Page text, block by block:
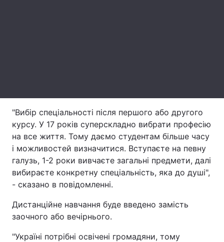
Тема оформлення
"Вибір спеціальності після першого або другого
курсу. У 17 років суперскладно вибрати професію
на все життя. Тому даємо студентам більше часу
і можливостей визначитися. Вступаєте на певну
галузь, 1-2 роки вивчаєте загальні предмети, далі
вибираєте конкретну спеціальність, яка до душі",
- сказано в повідомленні.
Дистанційне навчання буде введено замість
заочного або вечірнього.
"Україні потрібні освічені громадяни, тому